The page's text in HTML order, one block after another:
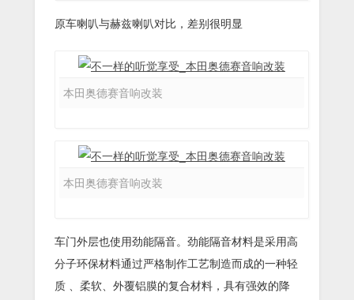
原车喇叭与赫兹喇叭对比，差别很明显
本田奥德赛音响改装
本田奥德赛音响改装
车门外层也使用劲能隔音。劲能隔音材料是采用高
分子环保材料通过严格制作工艺制造而成的一种轻
质 、柔软、外覆铝膜的复合材料，具有强效的降